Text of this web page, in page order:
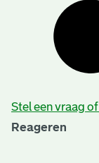
Stel een vraag
Reageren